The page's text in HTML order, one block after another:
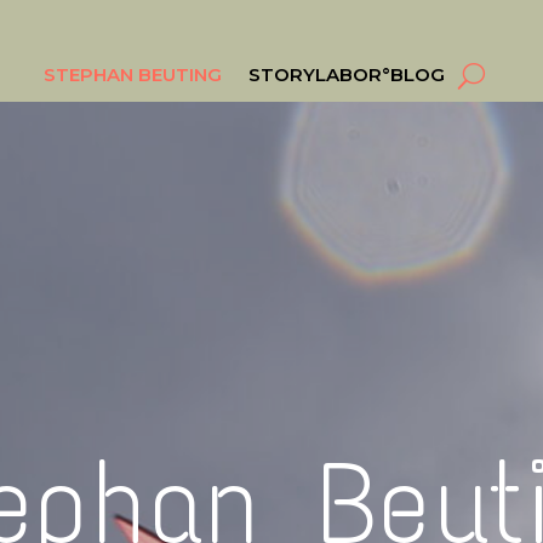
STEPHAN BEUTING STORYLABOR°BLOG